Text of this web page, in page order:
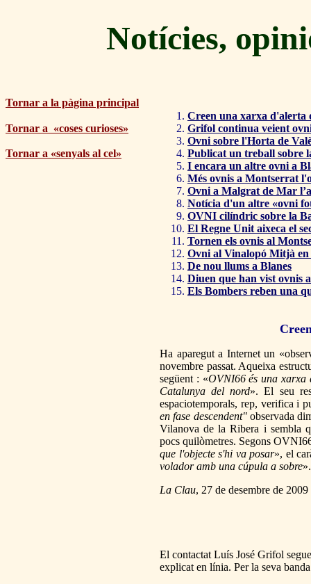
Notícies,
Tornar a la pàgina principal
Tornar a «coses curioses»
Tornar a «senyals al cel»
Creen una xarxa d'alerta
Grifol continua veient
Ovni sobre l'Horta de
Publicat un treball sobre
I encara un altre ovni a
Més ovnis a Montserrat
Ovni a Malgrat de Mar
Notícia d'un altre «ovni
OVNI cilíndric sobre la
El Regne Unit aixeca el
Tornen els ovnis al
Ovni al Vinalopó Mitjà
De nou llums a Blanes
Diuen que han vist ovnis
Els Bombers reben una
Ha aparegut a Internet un
novembre passat. Aqueixa
següent : «OVNI66 és una xarxa
Catalunya del nord». El seu
espaciotemporals, rep, verifica i
en fase descendent"observada
Vilanova de la Ribera i sembla
pocs quilòmetres. Segons
que l'objecte s'hi va posar», el
volador amb una cúpula a sobre».
La Clau, 27 de desembre de 2009
El contactat Luís José Grifol
explicat en línia. Per la seva